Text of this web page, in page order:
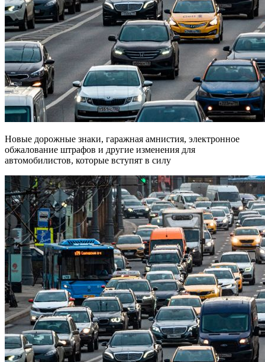
Новые дорожные знаки, гаражная амнистия, электронное
обжалование штрафов и другие изменения для
автомобилистов, которые вступят в силу